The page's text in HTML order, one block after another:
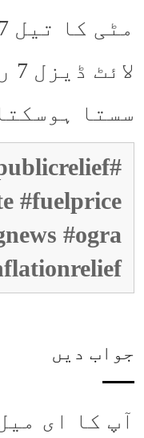
سستا
#fuelprice
#ogra
جواب دیں
آپ کا ای